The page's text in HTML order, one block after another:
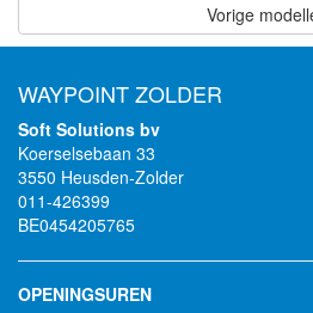
Vorige
WAYPOINT ZOLDER
Soft Solutions bv
Koerselsebaan 33
3550 Heusden-Zolder
011-426399
BE0454205765
OPENINGSUREN